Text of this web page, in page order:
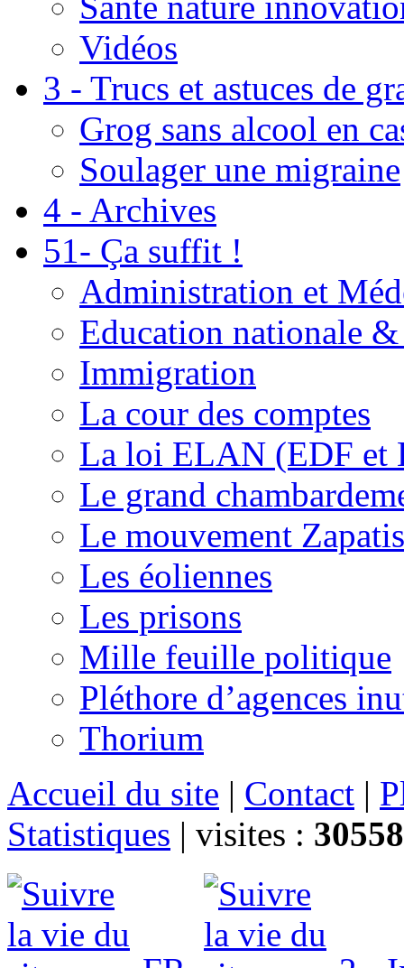
Vidéos
3 - Trucs et astuces de
Grog sans alcool en
Soulager une migraine
4 - Archives
51- Ça suffit !
Administration et
Education nationale
Immigration
La cour des comptes
La loi ELAN (EDF et
Le grand
Le mouvement
Les éoliennes
Les prisons
Mille feuille politique
Pléthore d’agences
Thorium
Accueil du site | Contact |
Statistiques | visites :